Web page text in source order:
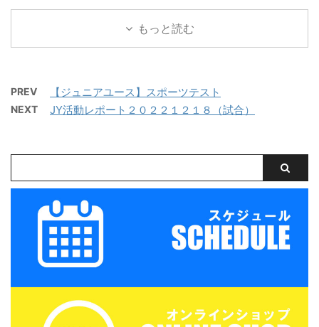
ュニアユースでは、選手
の育成を第一とし、次の
年代でさらなる飛躍がで
べき技術や戦術の徹底・
個々がもつストロングポ
鈴鹿」でミニサッカー中
心のストリートサッカー
回だけの参加OKと気軽
に参加できます。※参加
申込みください。キャン
ご確認の上お申し込みく
ださい。 ウォーミングア
ップを兼ねた基礎技術練
習の後、たくさんミニサ
ッカーの試合を実施。そ
Mreform 時間割： 小学
は、鈴鹿市と奈良県でト
レーニングマッチを行い
グ・CAOS（大阪）・ハ
ジャス（岡山）・FCファ
https://miesocceracade
content/uploads/2026/
07/PXL_20260718_0801
22879.mp4 トレーニン
もっと読む
PREV 【ジュニアユース】スポーツテスト
NEXT JY活動レポート２０２２１２１８（試合）